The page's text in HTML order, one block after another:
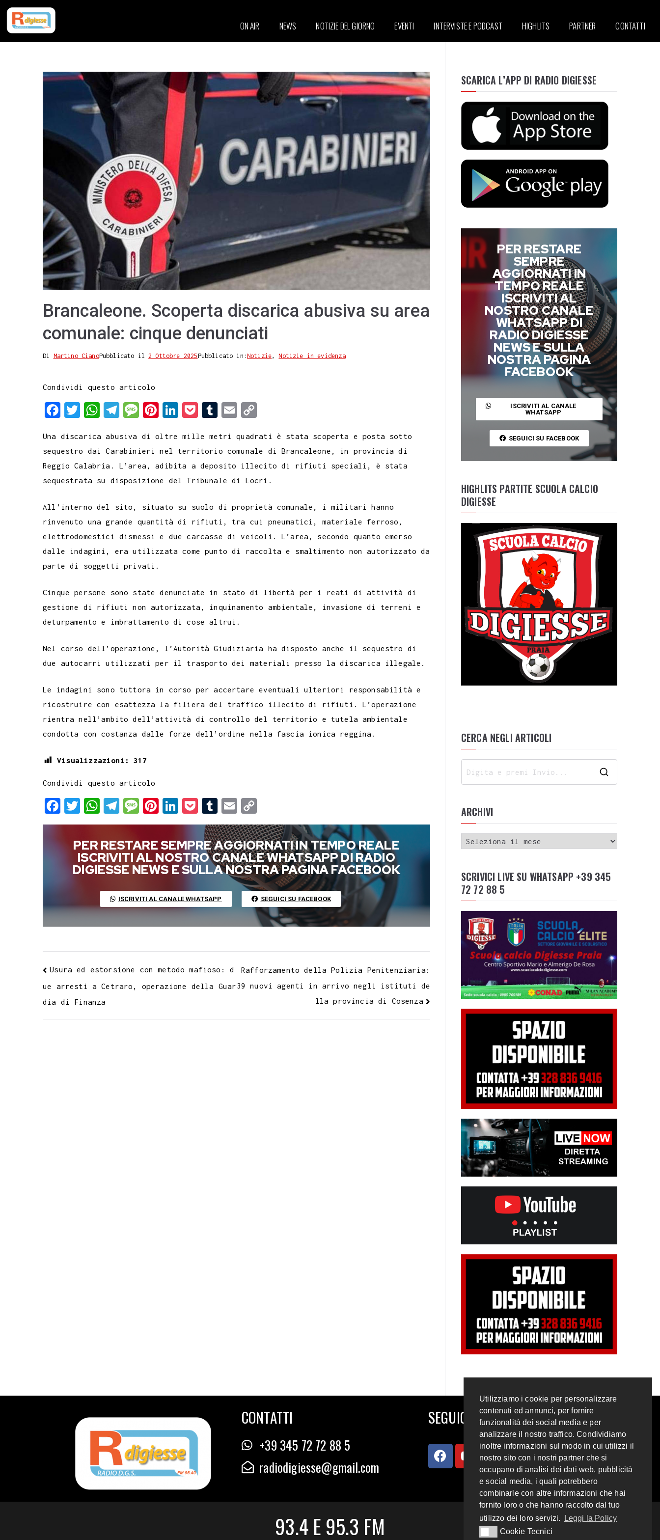
ON AIR NEWS NOTIZIE DEL GIORNO EVENTI INTERVISTE E PODCAST HIGHLITS PARTNER CONTATTI
Brancaleone. Scoperta discarica abusiva su area
comunale: cinque denunciati
Di Martino CianoPubblicato il2 Ottobre 2025Pubblicato in: Notizie,Notizie in evidenza
Condividi questo articolo
F
c
e
b
o
o
k
T
i
t
t
e
r
W
a
t
s
A
p
p
T
l
e
g
r
a
m
M
s
s
a
g
e
P
n
t
e
r
e
s
t
L
n
k
e
d
I
n
c
k
e
t
T
m
b
l
r
E
a
i
l
p
y
L
i
n
k
Una discarica abusiva di oltre mille metri quadrati è stata scoperta e posta sotto
sequestro dai Carabinieri nel territorio comunale di Brancaleone, in provincia di
Reggio Calabria. L’area, adibita a deposito illecito di rifiuti speciali, è stata
sequestrata su disposizione del Tribunale di Locri.
All’interno del sito, situato su suolo di proprietà comunale, i militari hanno
rinvenuto una grande quantità di rifiuti, tra cui pneumatici, materiale ferroso,
elettrodomestici dismessi e due carcasse di veicoli. L’area, secondo quanto emerso
dalle indagini, era utilizzata come punto di raccolta e smaltimento non autorizzato da
parte di soggetti privati.
Cinque persone sono state denunciate in stato di libertà per i reati di attività di
gestione di rifiuti non autorizzata, inquinamento ambientale, invasione di terreni e
deturpamento e imbrattamento di cose altrui.
Nel corso dell’operazione, l’Autorità Giudiziaria ha disposto anche il sequestro di
due autocarri utilizzati per il trasporto dei materiali presso la discarica illegale.
Le indagini sono tuttora in corso per accertare eventuali ulteriori responsabilità e
ricostruire con esattezza la filiera del traffico illecito di rifiuti. L’operazione
rientra nell’ambito dell’attività di controllo del territorio e tutela ambientale
condotta con costanza dalle forze dell’ordine nella fascia ionica reggina.
Visualizzazioni: 317
Condividi questo articolo
F
a
e
b
k
T
w
i
t
t
W
h
a
t
s
p
T
e
l
e
g
a
m
M
e
s
s
a
e
P
i
n
t
e
e
s
t
L
i
n
k
e
I
n
o
c
k
e
T
u
m
b
l
E
m
a
i
l
o
p
y
L
i
n
k
PER RESTARE SEMPRE AGGIORNATI IN TEMPO REALE
ISCRIVITI AL NOSTRO CANALE WHATSAPP DI RADIO
DIGIESSE NEWS E SULLA NOSTRA PAGINA FACEBOOK
ISCRIVITI AL CANALE WHATSAPP SEGUICI SU FACEBOOK
Usura ed estorsione con metodo mafioso: d
ue arresti a Cetraro, operazione della Guar
dia di Finanza
Rafforzamento della Polizia Penitenziaria:
39 nuovi agenti in arrivo negli istituti de
lla provincia di Cosenza
SCARICA L’APP DI RADIO DIGIESSE
PER RESTARE
SEMPRE
AGGIORNATI IN
TEMPO REALE
ISCRIVITI AL
NOSTRO CANALE
WHATSAPP DI
RADIO DIGIESSE
NEWS E SULLA
NOSTRA PAGINA
FACEBOOK
ISCRIVITI AL CANALE
WHATSAPP
SEGUICI SU FACEBOOK
HIGHLITS PARTITE SCUOLA CALCIO
DIGIESSE
CERCA NEGLI ARTICOLI
ARCHIVI
SCRIVICI LIVE SU WHATSAPP +39 345
72 72 88 5
CONTATTI
+39 345 72 72 88 5
radiodigiesse@gmail.com
SEGUICI SUI SOCIAL
93.4 E 95.3 FM
Utilizziamo i cookie per personalizzare
contenuti ed annunci, per fornire
funzionalità dei social media e per
analizzare il nostro traffico. Condividiamo
inoltre informazioni sul modo in cui utilizzi il
nostro sito con i nostri partner che si
occupano di analisi dei dati web, pubblicità
e social media, i quali potrebbero
combinarle con altre informazioni che hai
fornito loro o che hanno raccolto dal tuo
utilizzo dei loro servizi.
Leggi la Policy
Cookie Tecnici
Cookie Tecnici